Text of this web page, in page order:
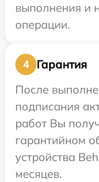
выполнения и
операции.
4
Гарантия
После
подписания
работ Вы
гарантийном
устройства
месяцев.